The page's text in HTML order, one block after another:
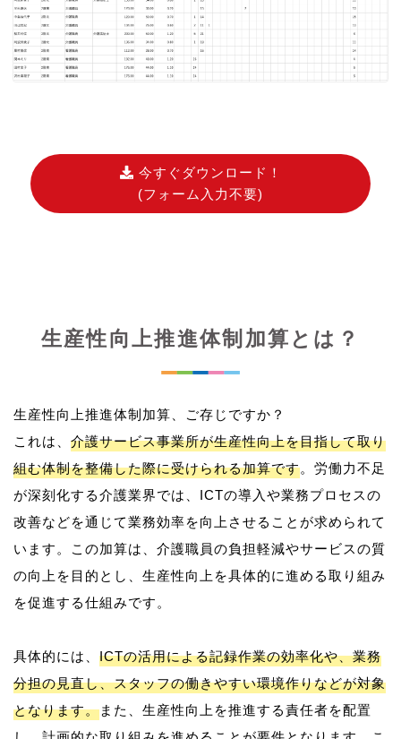
今すぐダウンロード！
(フォーム入力不要)
生産性向上推進体制加算とは？
生産性向上推進体制加算、ご存じですか？
これは、 介護サービス事業所が生産性向上を目指して取り
組む体制を整備した際に受けられる加算です。労働力不足
が深刻化する介護業界では、ICTの導入や業務プロセスの
改善などを通じて業務効率を向上させることが求められて
います。この加算は、介護職員の負担軽減やサービスの質
の向上を目的とし、生産性向上を具体的に進める取り組み
を促進する仕組みです。
具体的には、 ICTの活用による記録作業の効率化や、業務
分担の見直し、スタッフの働きやすい環境作りなどが対象
となります。また、生産性向上を推進する責任者を配置